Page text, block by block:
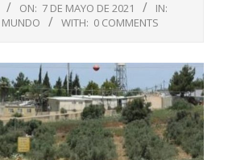
ON: 7 DE MAYO DE 2021
IN:
MUNDO WITH: 0 COMMENTS